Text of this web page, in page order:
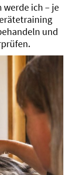
ich – je
und